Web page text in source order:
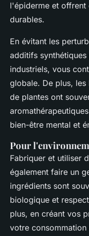
l'épiderme et offrent
durables.
En évitant les
additifs
industriels, vous
globale. De plus, les
de plantes ont
bien-être mental et
Pour
Fabriquer et utiliser
également faire un
ingrédients sont
biologique et
plus, en créant vos
votre